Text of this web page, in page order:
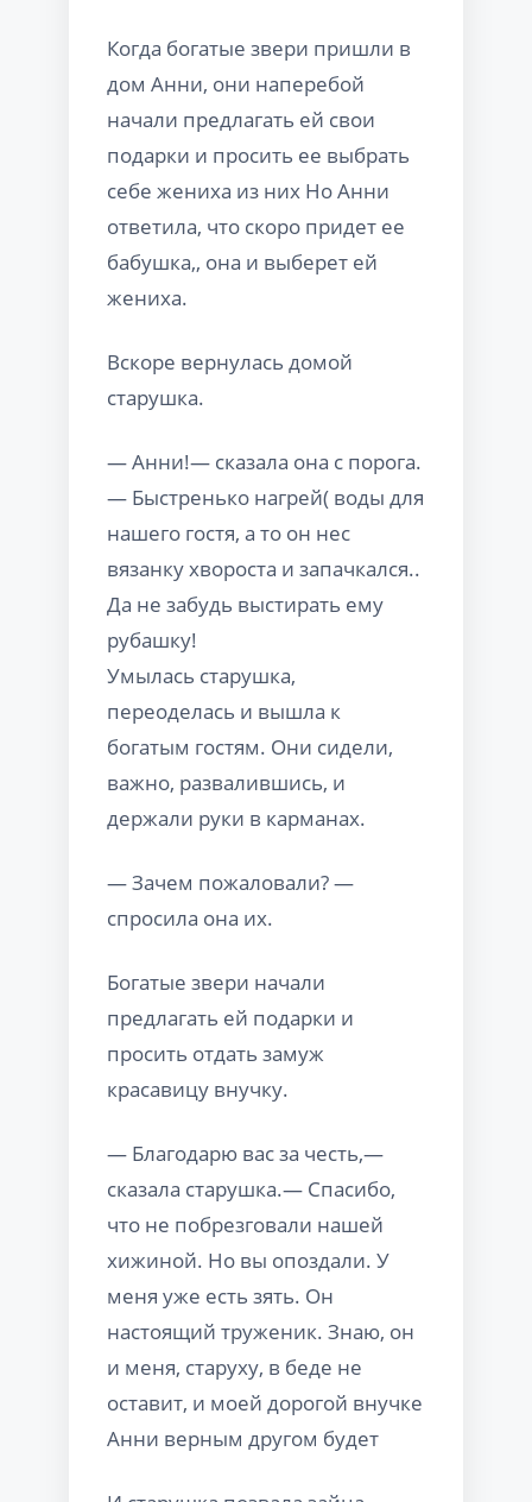
Когда богатые звери пришли в
дом Анни, они наперебой
начали предлагать ей свои
подарки и просить ее выбрать
себе жениха из них Но Анни
ответила, что скоро придет ее
бабушка,, она и выберет ей
жениха.
Вскоре вернулась домой
старушка.
— Анни!— сказала она с порога.
— Быстренько нагрей( воды для
нашего гостя, а то он нес
вязанку хвороста и запачкался..
Да не забудь выстирать ему
рубашку!
Умылась старушка,
переоделась и вышла к
богатым гостям. Они сидели,
важно, развалившись, и
держали руки в карманах.
— Зачем пожаловали? —
спросила она их.
Богатые звери начали
предлагать ей подарки и
просить отдать замуж
красавицу внучку.
— Благодарю вас за честь,—
сказала старушка.— Спасибо,
что не побрезговали нашей
хижиной. Но вы опоздали. У
меня уже есть зять. Он
настоящий труженик. Знаю, он
и меня, старуху, в беде не
оставит, и моей дорогой внучке
Анни верным другом будет